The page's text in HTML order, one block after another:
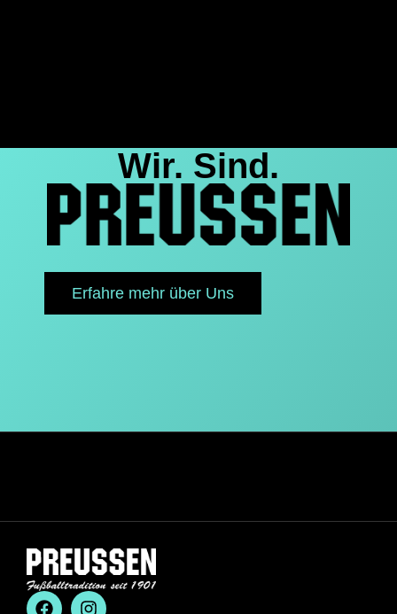
Wir. Sind.
Erfahre mehr über Uns